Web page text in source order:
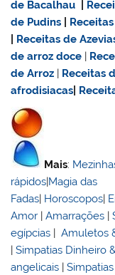
de Bacalhau
de Pudins
Receitas de
dearroz doce |
de Arroz | Receitas
afrodisiacas
Mais:
rápidos Magia das
Fadas Horoscopos
Amor |Amarrações |
egípcias |Amuletos
|Simpatias Dinheiro
angelicais |